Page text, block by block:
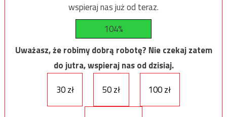
wspieraj nas już od teraz.
104%
Uważasz, że robimy dobrą robotę? Nie czekaj zatem
do jutra, wspieraj nas od dzisiaj.
30 zł
50 zł 100 zł